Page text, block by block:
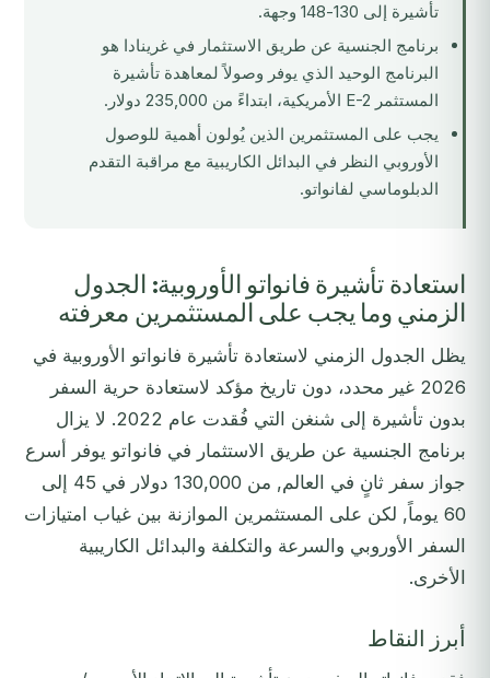
تأشيرة إلى 130-148 وجهة.
برنامج الجنسية عن طريق الاستثمار في غرينادا هو
البرنامج الوحيد الذي يوفر وصولاً لمعاهدة تأشيرة
المستثمر E-2 الأمريكية، ابتداءً من 235,000 دولار.
يجب على المستثمرين الذين يُولون أهمية للوصول
الأوروبي النظر في البدائل الكاريبية مع مراقبة التقدم
الدبلوماسي لفانواتو.
استعادة تأشيرة فانواتو الأوروبية: الجدول
الزمني وما يجب على المستثمرين معرفته
يظل الجدول الزمني لاستعادة تأشيرة فانواتو الأوروبية في
2026 غير محدد، دون تاريخ مؤكد لاستعادة حرية السفر
بدون تأشيرة إلى شنغن التي فُقدت عام 2022. لا يزال
برنامج الجنسية عن طريق الاستثمار في فانواتو يوفر أسرع
جواز سفر ثانٍ في العالم, من 130,000 دولار في 45 إلى
60 يوماً, لكن على المستثمرين الموازنة بين غياب امتيازات
السفر الأوروبي والسرعة والتكلفة والبدائل الكاريبية
الأخرى.
أبرز النقاط